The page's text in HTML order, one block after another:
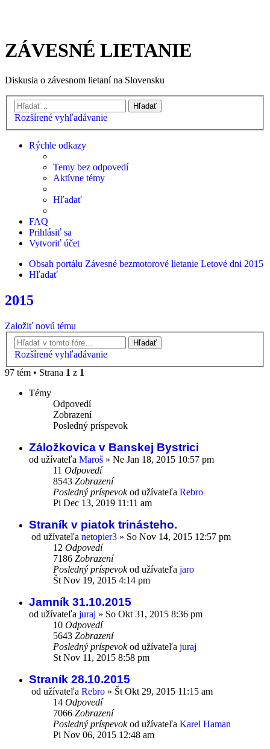
ZÁVESNÉ LIETANIE
Diskusia o závesnom lietaní na Slovensku
Hľadať
Rozšírené vyhľadávanie
Rýchle odkazy
Temy bez odpovedí
Aktívne témy
Hľadať
FAQ
Prihlásiť sa
Vytvoriť účet
Obsah portálu Závesné bezmotorové lietanie Letové dni 2015
Hľadať
2015
Založiť novú tému
Hľadať
Rozšírené vyhľadávanie
97 tém • Strana 1 z 1
Témy
Odpovedí
Zobrazení
Posledný príspevok
Záložkovica v Banskej Bystrici
od užívateľa Maroš » Ne Jan 18, 2015 10:57 pm
11 Odpovedí
8543 Zobrazení
Posledný príspevokod užívateľa Rebro
Pi Dec 13, 2019 11:11 am
Straník v piatok trinásteho.
od užívateľa netopier3 » So Nov 14, 2015 12:57 pm
12 Odpovedí
7186 Zobrazení
Posledný príspevokod užívateľa jaro
Št Nov 19, 2015 4:14 pm
Jamník 31.10.2015
od užívateľa juraj » So Okt 31, 2015 8:36 pm
10 Odpovedí
5643 Zobrazení
Posledný príspevokod užívateľa juraj
St Nov 11, 2015 8:58 pm
Straník 28.10.2015
od užívateľa Rebro » Št Okt 29, 2015 11:15 am
14 Odpovedí
7066 Zobrazení
Posledný príspevokod užívateľa Karel Haman
Pi Nov 06, 2015 12:48 am